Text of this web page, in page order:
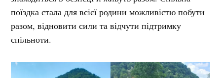
поїздка стала для всієї родини можливістю побути
разом, відновити сили та відчути підтримку
спільноти.